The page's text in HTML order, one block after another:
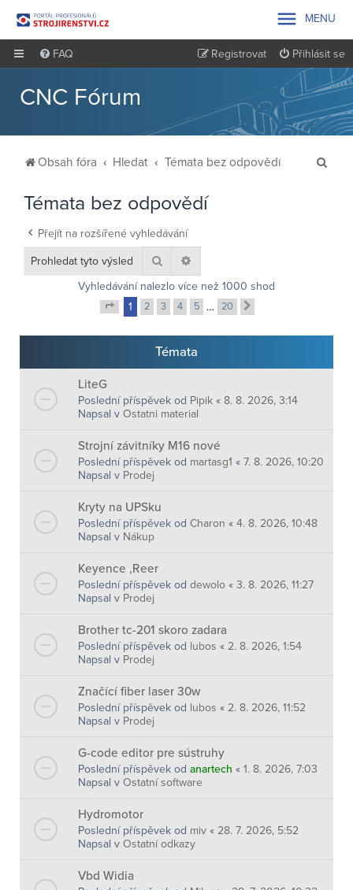
 MENU
FAQ Přihlásit se
Registrovat
CNC Fórum
Obsah fóra Hledat Témata bez odpovědí
Témata bez odpovědí
Přejít na rozšířené vyhledávání
Hledat
Vyhledávání nalezlo více než 1000 shod
Stránka z20
1 2 3 4 5 … 20
Témata
LiteG
Poslední příspěvek od Pipik « 8. 8. 2026, 3:14
Napsal v Ostatni material
Strojní závitníky M16 nové
Poslední příspěvek od martasg1 « 7. 8. 2026, 10:20
Napsal v Prodej
Kryty na UPSku
Poslední příspěvek od Charon « 4. 8. 2026, 10:48
Napsal v Nákup
Keyence ,Reer
Poslední příspěvek od dewolo « 3. 8. 2026, 11:27
Napsal v Prodej
Brother tc-201 skoro zadara
Poslední příspěvek od lubos « 2. 8. 2026, 1:54
Napsal v Prodej
Značící fiber laser 30w
Poslední příspěvek od lubos « 2. 8. 2026, 11:52
Napsal v Prodej
G-code editor pre sústruhy
Poslední příspěvek od anartech « 1. 8. 2026, 7:03
Napsal v Ostatní software
Hydromotor
Poslední příspěvek od miv « 28. 7. 2026, 5:52
Napsal v Ostatní odkazy
Vbd Widia